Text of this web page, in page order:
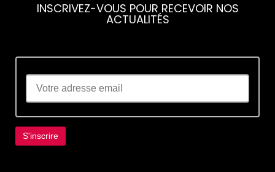
INSCRIVEZ-VOUS POUR RECEVOIR NOS
ACTUALITÉS